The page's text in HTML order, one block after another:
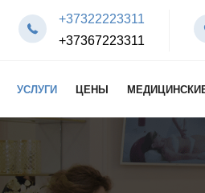
+37322223311
+37367223311
УСЛУГИ ЦЕНЫ